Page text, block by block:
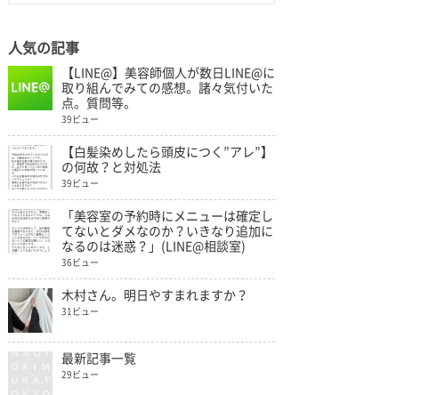
人気の記事
【LINE@】美容師個人が数日LINE@に
取り組んでみての感想。諸々気付いた
点。質問等。
39ビュー
【白髪染めしたら頭皮につく”アレ”】
の何故？と対処法
39ビュー
「美容室の予約時にメニューは確定し
てないとダメなのか？いきなり追加に
なるのは迷惑？」(LINE@相談室)
36ビュー
木村さん。明日やすまれますか？
31ビュー
最新記事一覧
29ビュー